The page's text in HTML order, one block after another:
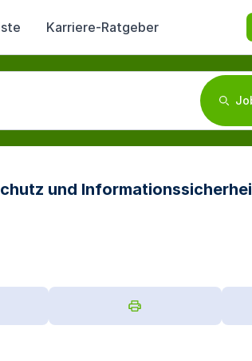
Karriere-Ratgeber
und